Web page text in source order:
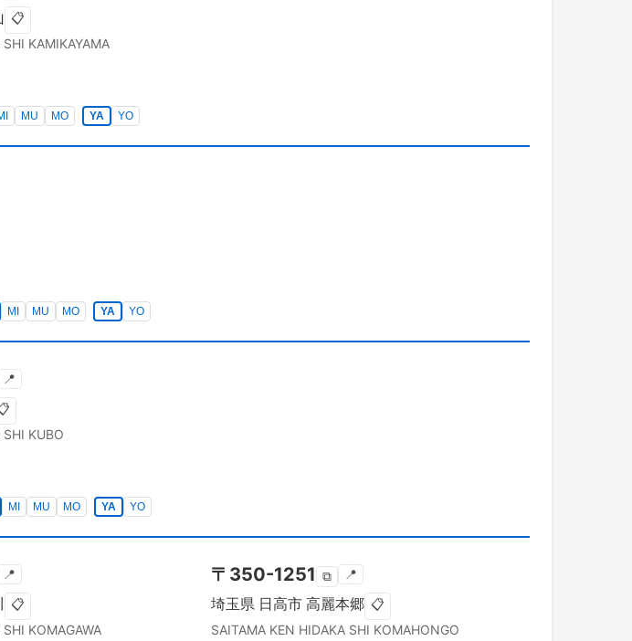
📋
SHI KAMIKAYAMA
MU MO YA YO
MI MU MO YA YO
📍
SHI KUBO
MI MU MO YA YO
📍
📋
SHI KOMAGAWA
〒 350-1251 ⧉ 📍
埼玉県 日高市 高麗本郷 📋
SAITAMA KEN HIDAKA SHI KOMAHONGO